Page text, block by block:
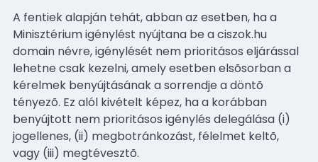
A fentiek alapján tehát, abban az esetben, ha a
Minisztérium igénylést nyújtana be a ciszok.hu
domain névre, igénylését nem prioritásos eljárással
lehetne csak kezelni, amely esetben elsõsorban a
kérelmek benyújtásának a sorrendje a döntõ
tényezõ. Ez alól kivételt képez, ha a korábban
benyújtott nem prioritásos igénylés delegálása (i)
jogellenes, (ii) megbotránkozást, félelmet keltõ,
vagy (iii) megtévesztõ.